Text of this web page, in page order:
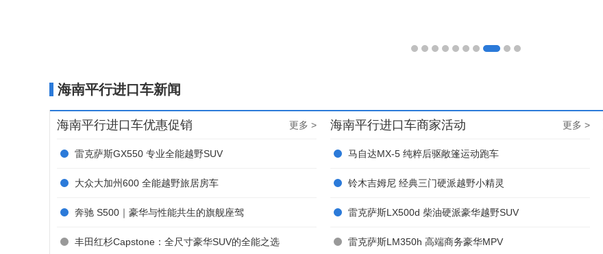
海南平行进口车新闻
海南平行进口车优惠促销 更多 >
雷克萨斯GX550 专业全能越野SUV
大众大加州600 全能越野旅居房车
奔驰 S500｜豪华与性能共生的旗舰座驾
丰田红杉Capstone：全尺寸豪华SUV的全能之选
海南平行进口车商家活动 更多 >
马自达MX-5 纯粹后驱敞篷运动跑车
铃木吉姆尼 经典三门硬派越野小精灵
雷克萨斯LX500d 柴油硬派豪华越野SUV
雷克萨斯LM350h 高端商务豪华MPV